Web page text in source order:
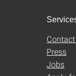
Press
Jobs